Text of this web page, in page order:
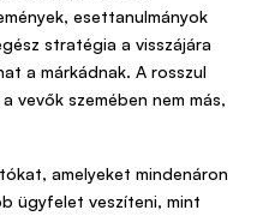
esettanulmányok
stratégia a visszájára
a márkádnak. A rosszul
vevők szemében nem más,
amelyeket mindenáron
ügyfelet veszíteni, mint